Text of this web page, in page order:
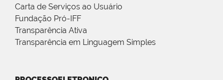
Carta de Serviços ao Usuário
Fundação Pró-IFF
Transparência Ativa
Transparência em Linguagem Simples